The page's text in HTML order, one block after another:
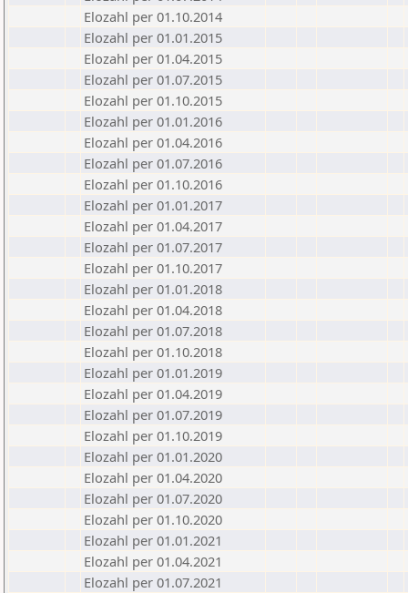
Elozahl per 01.10.2014
Elozahl per 01.01.2015
Elozahl per 01.04.2015
Elozahl per 01.07.2015
Elozahl per 01.10.2015
Elozahl per 01.01.2016
Elozahl per 01.04.2016
Elozahl per 01.07.2016
Elozahl per 01.10.2016
Elozahl per 01.01.2017
Elozahl per 01.04.2017
Elozahl per 01.07.2017
Elozahl per 01.10.2017
Elozahl per 01.01.2018
Elozahl per 01.04.2018
Elozahl per 01.07.2018
Elozahl per 01.10.2018
Elozahl per 01.01.2019
Elozahl per 01.04.2019
Elozahl per 01.07.2019
Elozahl per 01.10.2019
Elozahl per 01.01.2020
Elozahl per 01.04.2020
Elozahl per 01.07.2020
Elozahl per 01.10.2020
Elozahl per 01.01.2021
Elozahl per 01.04.2021
Elozahl per 01.07.2021